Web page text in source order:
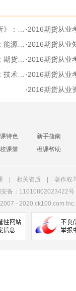
业链 ·2016期货从业考
分析 ·2016期货从业知
基金 ·2016期货从业
策略 ·2016期货从业考
·2016期货从业资
特色
新手指南
课堂 橙课帮助
| 相关资质
著作权
安备：11010802023422号
- 2020 ck100.com